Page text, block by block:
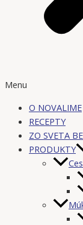
Menu
O NOVALIME
RECEPTY
ZO SVETA
PRODUKTY